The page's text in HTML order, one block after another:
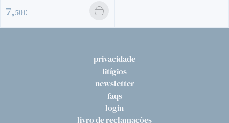
7,50€
privacidade
litígios
newsletter
faqs
login
livro de reclamações